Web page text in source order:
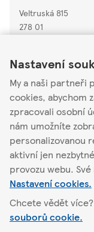
Nastavení
My a naši partneři
cookies, abychom
zpracovali osobní
nám umožníte
personalizovanou
aktivní jen
provozu webu.
Nastavení cookies.
Chcete vědět
souborů cookie.
Veltruská 815
278 01
Roudnice